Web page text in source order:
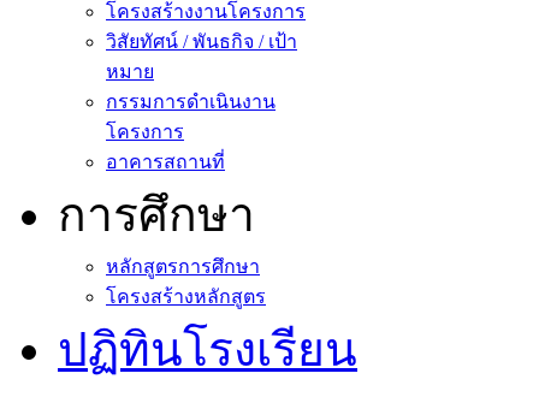
โครงสร้างงานโครงการ
วิสัยทัศน์ / พันธกิจ / เป้า
หมาย
กรรมการดำเนินงาน
โครงการ
อาคารสถานที่
การศึกษา
หลักสูตรการศึกษา
โครงสร้างหลักสูตร
ปฏิทินโรงเรียน